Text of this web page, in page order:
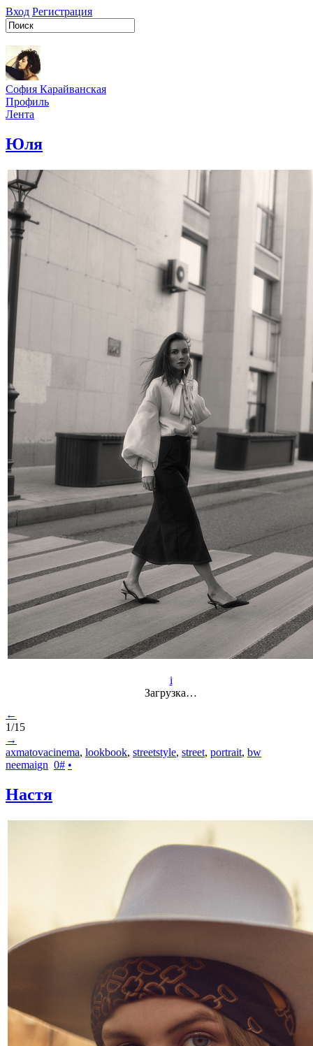
Вход Регистрация
София Карайванская
Профиль
Лента
Юля
i
Загрузка…
←
1/15
→
axmatovacinema, lookbook, streetstyle, street, portrait, bw
neemaign 0# •
Настя